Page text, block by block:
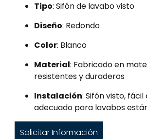
Tipo: Sifón de lavabo visto
Diseño: Redondo
Color: Blanco
Material: Fabricado en
resistentes y duraderos
Instalación: Sifón visto,
adecuado para lavabos
Solicitar Información